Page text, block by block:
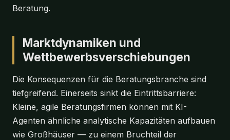
Beratung.
Marktdynamiken und
Wettbewerbsverschiebungen
Die Konsequenzen für die Beratungsbranche sind
tiefgreifend. Einerseits sinkt die Eintrittsbarriere:
Kleine, agile Beratungsfirmen können mit KI-
Agenten ähnliche analytische Kapazitäten aufbauen
wie Großhäuser — zu einem Bruchteil der